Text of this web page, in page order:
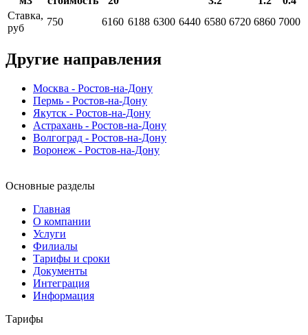
Ставка,
руб
750 6160 6188 6300 6440 6580 6720 6860 7000
Другие направления
Москва - Ростов-на-Дону
Пермь - Ростов-на-Дону
Якутск - Ростов-на-Дону
Астрахань - Ростов-на-Дону
Волгоград - Ростов-на-Дону
Воронеж - Ростов-на-Дону
Основные разделы
Главная
О компании
Услуги
Филиалы
Тарифы и сроки
Документы
Интеграция
Информация
Тарифы